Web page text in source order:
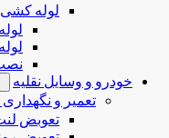
لوله
خودرو و وسایل نقلیه
تعمیر و
تعوبض